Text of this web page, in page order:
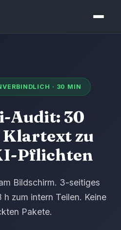
· 30 MIN
Audit: 30
zu
Pflichten
Bildschirm. 3-seitiges
zum intern Teilen. Keine
Pakete.